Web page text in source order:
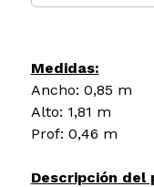
Medidas:
Ancho: 0,85 m
Alto: 1,81 m
Prof: 0,46 m
Descripción del